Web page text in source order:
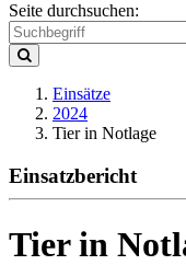
Seite durchsuchen:
Einsätze
2024
Tier in Notlage
Einsatzbericht
Tier in